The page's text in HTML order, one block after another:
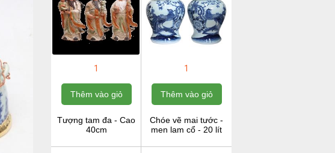
1
Thêm vào giỏ
Tượng tam đa - Cao
40cm
1
Thêm vào giỏ
Chóe vẽ mai tước -
men lam cổ - 20 lít